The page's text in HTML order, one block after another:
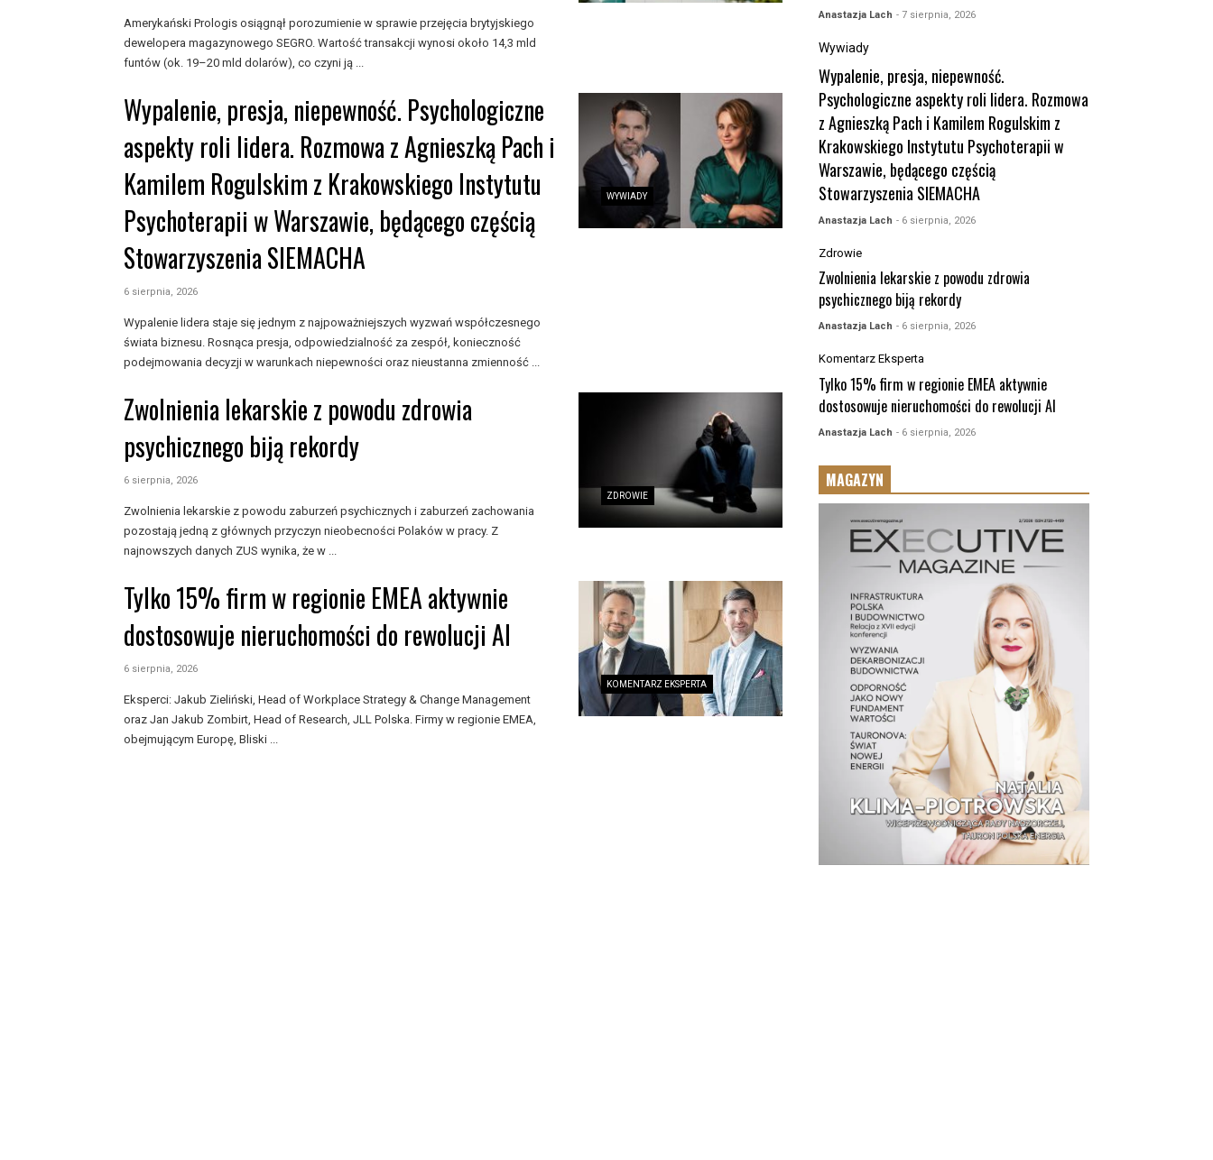
Amerykański Prologis osiągnął porozumienie w sprawie przejęcia brytyjskiego
dewelopera magazynowego SEGRO. Wartość transakcji wynosi około 14,3 mld
funtów (ok. 19–20 mld dolarów), co czyni ją ...
WYWIADY
Wypalenie, presja, niepewność. Psychologiczne
aspekty roli lidera. Rozmowa z Agnieszką Pach i
Kamilem Rogulskim z Krakowskiego Instytutu
Psychoterapii w Warszawie, będącego częścią
Stowarzyszenia SIEMACHA
6 sierpnia, 2026
Wypalenie lidera staje się jednym z najpoważniejszych wyzwań współczesnego
świata biznesu. Rosnąca presja, odpowiedzialność za zespół, konieczność
podejmowania decyzji w warunkach niepewności oraz nieustanna zmienność ...
ZDROWIE
Zwolnienia lekarskie z powodu zdrowia
psychicznego biją rekordy
6 sierpnia, 2026
Zwolnienia lekarskie z powodu zaburzeń psychicznych i zaburzeń zachowania
pozostają jedną z głównych przyczyn nieobecności Polaków w pracy. Z
najnowszych danych ZUS wynika, że w ...
KOMENTARZ EKSPERTA
Tylko 15% firm w regionie EMEA aktywnie
dostosowuje nieruchomości do rewolucji AI
6 sierpnia, 2026
Eksperci: Jakub Zieliński, Head of Workplace Strategy & Change Management
oraz Jan Jakub Zombirt, Head of Research, JLL Polska. Firmy w regionie EMEA,
obejmującym Europę, Bliski ...
Anastazja Lach - 7 sierpnia, 2026
Wywiady
Wypalenie, presja, niepewność.
Psychologiczne aspekty roli lidera. Rozmowa
z Agnieszką Pach i Kamilem Rogulskim z
Krakowskiego Instytutu Psychoterapii w
Warszawie, będącego częścią
Stowarzyszenia SIEMACHA
Anastazja Lach - 6 sierpnia, 2026
Zdrowie
Zwolnienia lekarskie z powodu zdrowia
psychicznego biją rekordy
Anastazja Lach - 6 sierpnia, 2026
Komentarz Eksperta
Tylko 15% firm w regionie EMEA aktywnie
dostosowuje nieruchomości do rewolucji AI
Anastazja Lach - 6 sierpnia, 2026
MAGAZYN